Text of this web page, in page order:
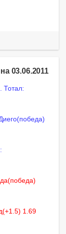
03.06.2011
Тотал:
1.69